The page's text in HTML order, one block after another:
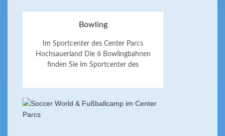
Bowling
Im Sportcenter des Center Parcs
Hochsauerland Die 6 Bowlingbahnen
finden Sie im Sportcenter des